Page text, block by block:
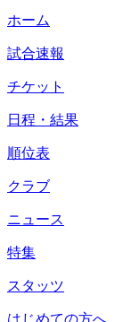
ホーム
試合速報
チケット
日程・結果
順位表
クラブ
ニュース
特集
スタッツ
はじめての方へ